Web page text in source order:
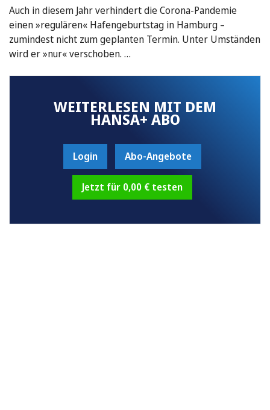
Auch in diesem Jahr verhindert die Corona-Pandemie
einen »regulären« Hafengeburtstag in Hamburg –
zumindest nicht zum geplanten Termin. Unter Umständen
wird er »nur« verschoben. …
WEITERLESEN MIT DEM
HANSA+ ABO
Login Abo-Angebote
Jetzt für 0,00 € testen